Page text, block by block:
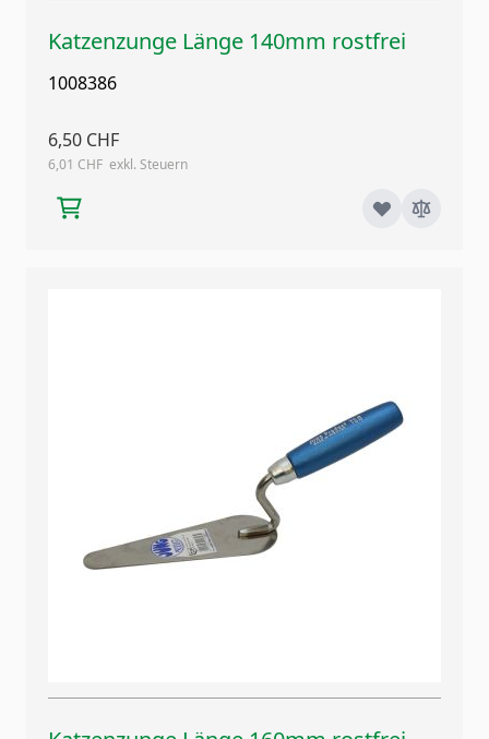
Katzenzunge Länge 140mm rostfrei
1008386
6,50 CHF
6,01 CHF